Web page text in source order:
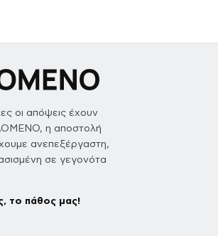
οι απόψεις έχουν
η αποστολή
ανεπεξέργαστη,
σε γεγονότα
το πάθος μας!